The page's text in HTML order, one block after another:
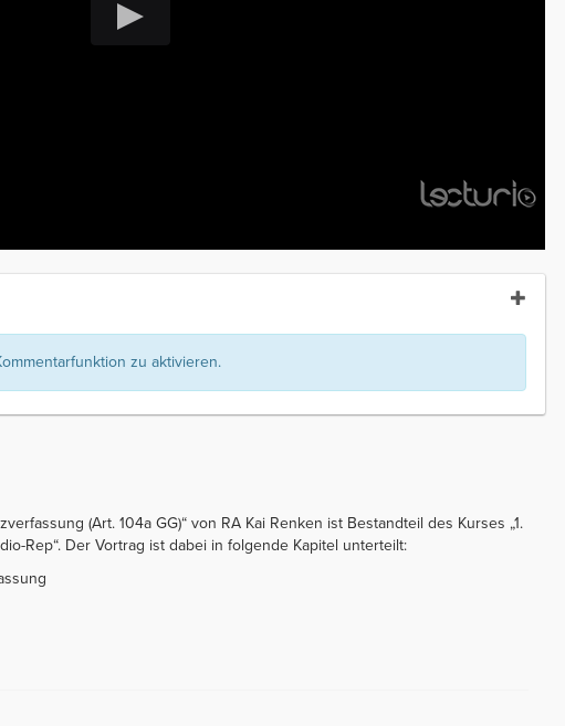
zu aktivieren.
(Art. 104a GG)“ von RA Kai Renken ist Bestandteil des Kurses „1.
Rep“. Der Vortrag ist dabei in folgende Kapitel unterteilt: